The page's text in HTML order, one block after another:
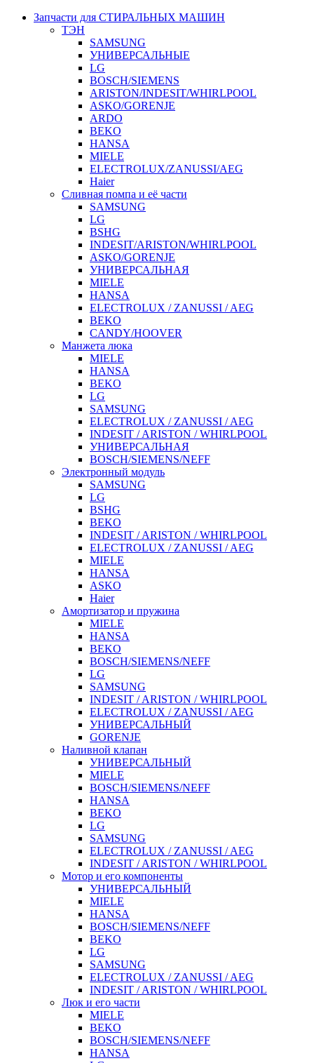
Запчасти для СТИРАЛЬНЫХ МАШИН
ТЭН
SAMSUNG
УНИВЕРСАЛЬНЫЕ
LG
BOSCH/SIEMENS
ARISTON/INDESIT/WHIRLPOOL
ASKO/GORENJE
ARDO
BEKO
HANSA
MIELE
ELECTROLUX/ZANUSSI/AEG
Haier
Сливная помпа и её части
SAMSUNG
LG
BSHG
INDESIT/ARISTON/WHIRLPOOL
ASKO/GORENJE
УНИВЕРСАЛЬНАЯ
MIELE
HANSA
ELECTROLUX / ZANUSSI / AEG
BEKO
CANDY/HOOVER
Манжета люка
MIELE
HANSA
BEKO
LG
SAMSUNG
ELECTROLUX / ZANUSSI / AEG
INDESIT / ARISTON / WHIRLPOOL
УНИВЕРСАЛЬНАЯ
BOSCH/SIEMENS/NEFF
Электронный модуль
SAMSUNG
LG
BSHG
BEKO
INDESIT / ARISTON / WHIRLPOOL
ELECTROLUX / ZANUSSI / AEG
MIELE
HANSA
ASKO
Haier
Амортизатор и пружина
MIELE
HANSA
BEKO
BOSCH/SIEMENS/NEFF
LG
SAMSUNG
INDESIT / ARISTON / WHIRLPOOL
ELECTROLUX / ZANUSSI / AEG
УНИВЕРСАЛЬНЫЙ
GORENJE
Наливной клапан
УНИВЕРСАЛЬНЫЙ
MIELE
BOSCH/SIEMENS/NEFF
HANSA
BEKO
LG
SAMSUNG
ELECTROLUX / ZANUSSI / AEG
INDESIT / ARISTON / WHIRLPOOL
Мотор и его компоненты
УНИВЕРСАЛЬНЫЙ
MIELE
HANSA
BOSCH/SIEMENS/NEFF
BEKO
LG
SAMSUNG
ELECTROLUX / ZANUSSI / AEG
INDESIT / ARISTON / WHIRLPOOL
Люк и его части
MIELE
BEKO
BOSCH/SIEMENS/NEFF
HANSA